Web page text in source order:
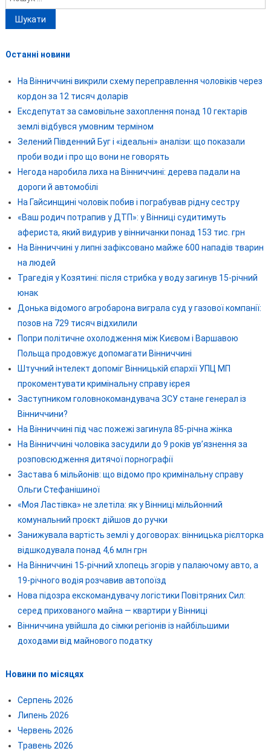
Останні новини
На Вінниччині викрили схему переправлення чоловіків через
кордон за 12 тисяч доларів
Ексдепутат за самовільне захоплення понад 10 гектарів
землі відбувся умовним терміном
Зелений Південний Буг і «ідеальні» аналізи: що показали
проби води і про що вони не говорять
Негода наробила лиха на Вінниччині: дерева падали на
дороги й автомобілі
На Гайсинщині чоловік побив і пограбував рідну сестру
«Ваш родич потрапив у ДТП»: у Вінниці судитимуть
афериста, який видурив у вінничанки понад 153 тис. грн
На Вінниччині у липні зафіксовано майже 600 нападів тварин
на людей
Трагедія у Козятині: після стрибка у воду загинув 15-річний
юнак
Донька відомого агробарона виграла суд у газової компанії:
позов на 729 тисяч відхилили
Попри політичне охолодження між Києвом і Варшавою
Польща продовжує допомагати Вінниччині
Штучний інтелект допоміг Вінницькій єпархії УПЦ МП
прокоментувати кримінальну справу ієрея
Заступником головнокомандувача ЗСУ стане генерал із
Вінниччини?
На Вінниччині під час пожежі загинула 85-річна жінка
На Вінниччині чоловіка засудили до 9 років ув’язнення за
розповсюдження дитячої порнографії
Застава 6 мільйонів: що відомо про кримінальну справу
Ольги Стефанішиної
«Моя Ластівка» не злетіла: як у Вінниці мільйонний
комунальний проєкт дійшов до ручки
Занижувала вартість землі у договорах: вінницька рієлторка
відшкодувала понад 4,6 млн грн
На Вінниччині 15-річний хлопець згорів у палаючому авто, а
19-річного водія розчавив автопоїзд
Нова підозра екскомандувачу логістики Повітряних Сил:
серед прихованого майна — квартири у Вінниці
Вінниччина увійшла до сімки регіонів із найбільшими
доходами від майнового податку
Новини по місяцях
Серпень 2026
Липень 2026
Червень 2026
Травень 2026